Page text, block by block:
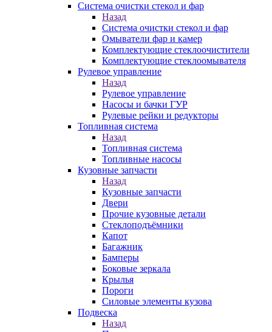
Система очистки стекол и фар
Назад
Система очистки стекол и фар
Омыватели фар и камер
Комплектующие стеклоочистители
Комплектующие стеклоомывателя
Рулевое управление
Назад
Рулевое управление
Насосы и бачки ГУР
Рулевые рейки и редукторы
Топливная система
Назад
Топливная система
Топливные насосы
Кузовные запчасти
Назад
Кузовные запчасти
Двери
Прочие кузовные детали
Стеклоподъёмники
Капот
Багажник
Бамперы
Боковые зеркала
Крылья
Пороги
Силовые элементы кузова
Подвеска
Назад